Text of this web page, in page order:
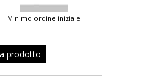
minimo ordine iniziale
prodotto